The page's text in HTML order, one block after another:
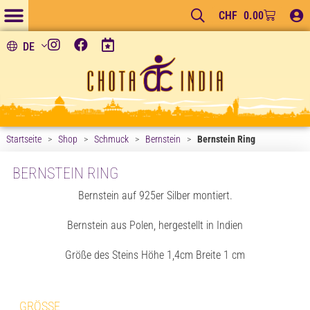
CHF 0.00
DE
Startseite> Shop > Schmuck> Bernstein > Bernstein Ring
BERNSTEIN RING
Bernstein auf 925er Silber montiert.
Bernstein aus Polen, hergestellt in Indien
Größe des Steins Höhe 1,4cm Breite 1 cm
GRÖSSE